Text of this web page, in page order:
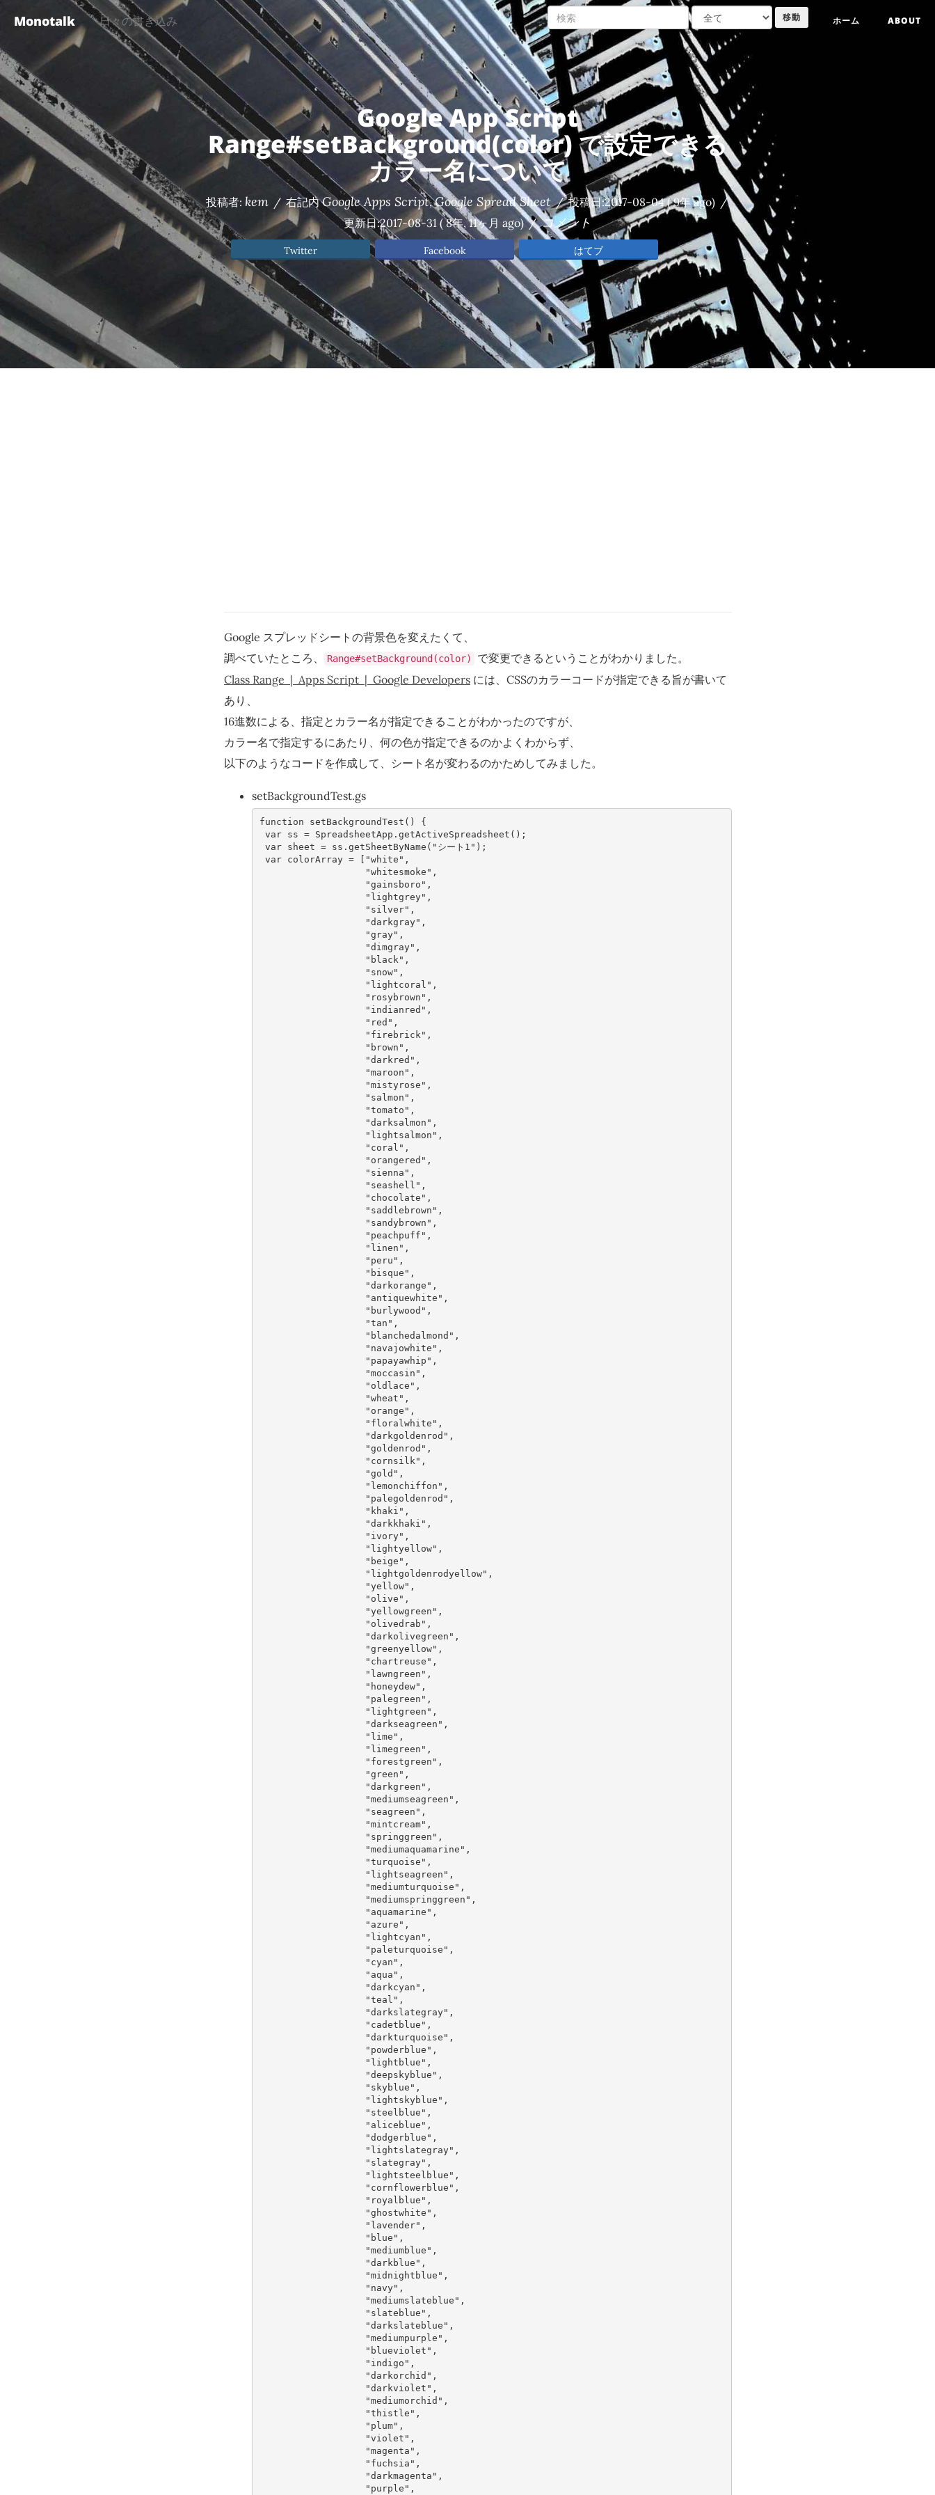
Monotalk 日々の書き込み ホーム ABOUT
Google App Script
Range#setBackground(color) で設定できる
カラー名について
投稿者: kem / 右記内Google Apps Script,Google Spread Sheet / 投稿日:2017-08-04( 9年 ago) /
更新日:2017-08-31 ( 8年, 11ヶ月 ago) / コメント
Twitter Facebook はてブ
Google スプレッドシートの背景色を変えたくて、
調べていたところ、
Range#setBackground(color)
で変更できるということがわかりました。
Class Range | Apps Script | Google Developers には、CSSのカラーコードが指定できる旨が書いて
あり、
16進数による、指定とカラー名が指定できることがわかったのですが、
カラー名で指定するにあたり、何の色が指定できるのかよくわからず、
以下のようなコードを作成して、シート名が変わるのかためしてみました。
setBackgroundTest.gs
function setBackgroundTest ()
{
var
ss = SpreadsheetApp . getActiveSpreadsheet ();
var
sheet = ss . getSheetByName ( "シート1" );
var
colorArray = [ "white" ,
"whitesmoke" ,
"gainsboro" ,
"lightgrey" ,
"silver" ,
"darkgray" ,
"gray" ,
"dimgray" ,
"black" ,
"snow" ,
"lightcoral" ,
"rosybrown" ,
"indianred" ,
"red" ,
"firebrick" ,
"brown" ,
"darkred" ,
"maroon" ,
"mistyrose" ,
"salmon" ,
"tomato" ,
"darksalmon" ,
"lightsalmon" ,
"coral" ,
"orangered" ,
"sienna" ,
"seashell" ,
"chocolate" ,
"saddlebrown" ,
"sandybrown" ,
"peachpuff" ,
"linen" ,
"peru" ,
"bisque" ,
"darkorange" ,
"antiquewhite" ,
"burlywood" ,
"tan" ,
"blanchedalmond" ,
"navajowhite" ,
"papayawhip" ,
"moccasin" ,
"oldlace" ,
"wheat" ,
"orange" ,
"floralwhite" ,
"darkgoldenrod" ,
"goldenrod" ,
"cornsilk" ,
"gold" ,
"lemonchiffon" ,
"palegoldenrod" ,
"khaki" ,
"darkkhaki" ,
"ivory" ,
"lightyellow" ,
"beige" ,
"lightgoldenrodyellow" ,
"yellow" ,
"olive" ,
"yellowgreen" ,
"olivedrab" ,
"darkolivegreen" ,
"greenyellow" ,
"chartreuse" ,
"lawngreen" ,
"honeydew" ,
"palegreen" ,
"lightgreen" ,
"darkseagreen" ,
"lime" ,
"limegreen" ,
"forestgreen" ,
"green" ,
"darkgreen" ,
"mediumseagreen" ,
"seagreen" ,
"mintcream" ,
"springgreen" ,
"mediumaquamarine" ,
"turquoise" ,
"lightseagreen" ,
"mediumturquoise" ,
"mediumspringgreen" ,
"aquamarine" ,
"azure" ,
"lightcyan" ,
"paleturquoise" ,
"cyan" ,
"aqua" ,
"darkcyan" ,
"teal" ,
"darkslategray" ,
"cadetblue" ,
"darkturquoise" ,
"powderblue" ,
"lightblue" ,
"deepskyblue" ,
"skyblue" ,
"lightskyblue" ,
"steelblue" ,
"aliceblue" ,
"dodgerblue" ,
"lightslategray" ,
"slategray" ,
"lightsteelblue" ,
"cornflowerblue" ,
"royalblue" ,
"ghostwhite" ,
"lavender" ,
"blue" ,
"mediumblue" ,
"darkblue" ,
"midnightblue" ,
"navy" ,
"mediumslateblue" ,
"slateblue" ,
"darkslateblue" ,
"mediumpurple" ,
"blueviolet" ,
"indigo" ,
"darkorchid" ,
"darkviolet" ,
"mediumorchid" ,
"thistle" ,
"plum" ,
"violet" ,
"magenta" ,
"fuchsia" ,
"darkmagenta" ,
"purple" ,